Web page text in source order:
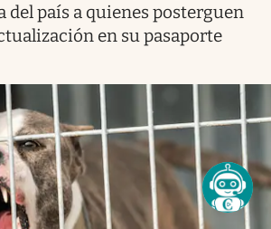
del país a quienes posterguen
en su pasaporte